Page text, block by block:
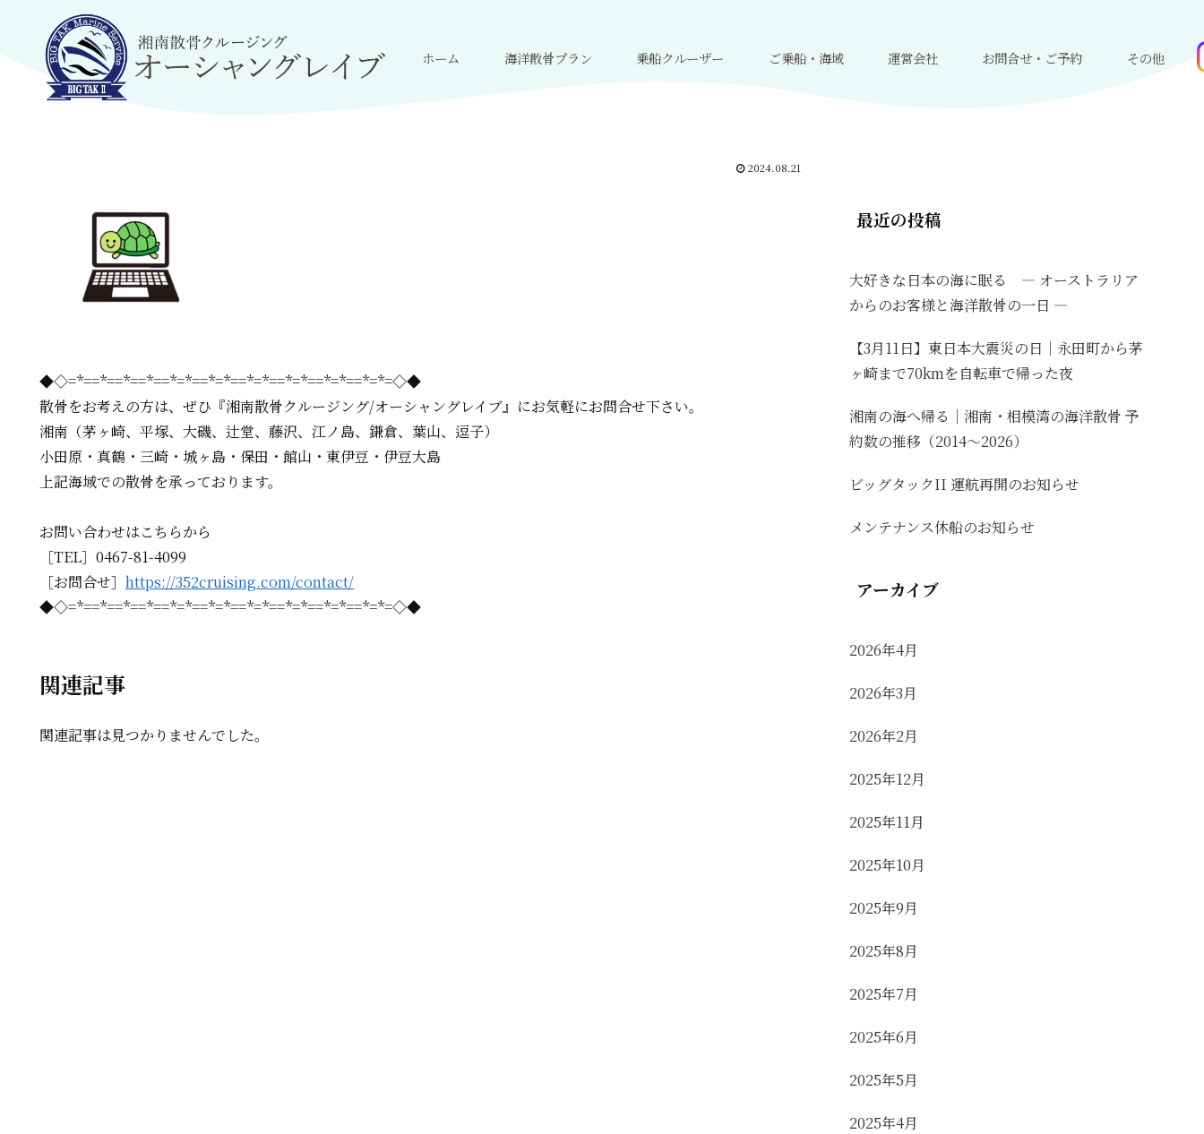
ホーム 海洋散骨プラン 乗船クルーザー ご乗船・海域 運営会社 お問合せ・ご予約 その他
2024.08.21
◆◇=*==*==*==*==*=*==*=*==*=*==*=*==*=*==*=*=◇◆
散骨をお考えの方は、 ぜひ『湘南散骨クルージング/オーシャングレイブ』にお気軽にお問合せ下さい。
湘南（茅ヶ崎、平塚、大磯、辻堂、藤沢、江ノ島、鎌倉、葉山、逗子）
小田原・真鶴・三崎・城ヶ島・保田・館山・東伊豆・伊豆大島
上記海域での散骨を承っております。
お問い合わせはこちらから
［TEL］0467-81-4099
［お問合せ］ https://352cruising.com/contact/
◆◇=*==*==*==*==*=*==*=*==*=*==*=*==*=*==*=*=◇◆
関連記事
関連記事は見つかりませんでした。
最近の投稿
大好きな日本の海に眠る ― オーストラリア
からのお客様と海洋散骨の一日 ―
【3月11日】東日本大震災の日｜永田町から茅
ヶ崎まで70kmを自転車で帰った夜
湘南の海へ帰る｜湘南・相模湾の海洋散骨 予
約数の推移（2014〜2026）
ビッグタックII 運航再開のお知らせ
メンテナンス休船のお知らせ
アーカイブ
2026年4月
2026年3月
2026年2月
2025年12月
2025年11月
2025年10月
2025年9月
2025年8月
2025年7月
2025年6月
2025年5月
2025年4月